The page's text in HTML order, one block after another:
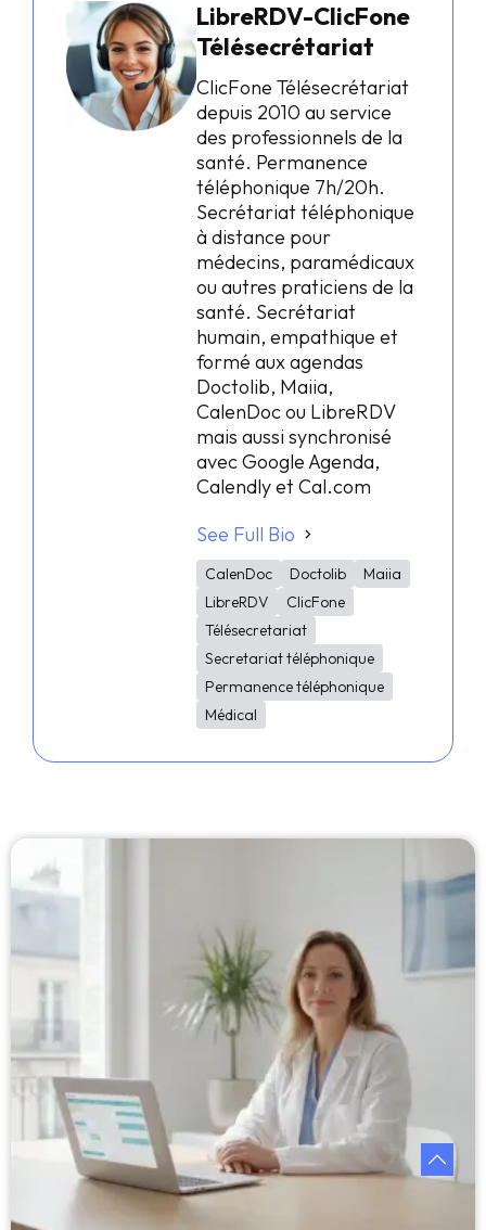
LibreRDV-ClicFone
Télésecrétariat
ClicFone Télésecrétariat
depuis 2010 au service
des professionnels de la
santé. Permanence
téléphonique 7h/20h.
Secrétariat téléphonique
à distance pour
médecins, paramédicaux
ou autres praticiens de la
santé. Secrétariat
humain, empathique et
formé aux agendas
Doctolib, Maiia,
CalenDoc ou LibreRDV
mais aussi synchronisé
avec Google Agenda,
Calendly et Cal.com
See Full Bio
CalenDoc Doctolib
Maiia
LibreRDV
ClicFone
Télésecretariat
Secretariat téléphonique
Permanence téléphonique
Médical